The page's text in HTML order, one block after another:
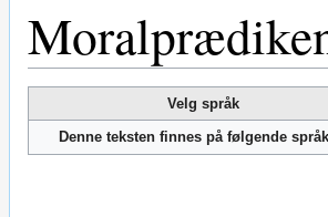
til
navigering
til
Velg språk
Denne teksten finnes på følgende